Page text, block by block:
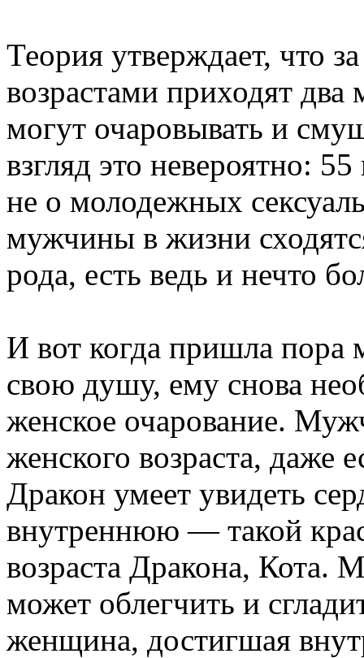
Теория утверждает, что
возрастами приходят
могут очаровывать и
взгляд это невероятно:
не о молодежных
мужчины в жизни
рода, есть ведь и нечто
И вот когда пришла пора
свою душу, ему снова
женское очарование.
женского возраста,
Дракон умеет увидеть
внутреннюю — такой
возраста Дракона, Кота.
может облегчить и
женщина, достигшая